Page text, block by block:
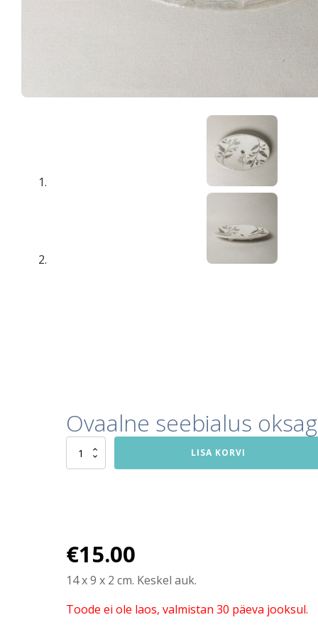
Ovaalne seebialus
Ovaalne
LISA KORVI
€15.00
14 x 9 x 2 cm. Keskel auk.
Toode ei ole laos, valmistan 30 päeva jooksul.